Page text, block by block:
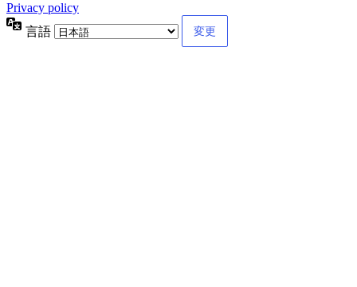
Privacy policy
言語